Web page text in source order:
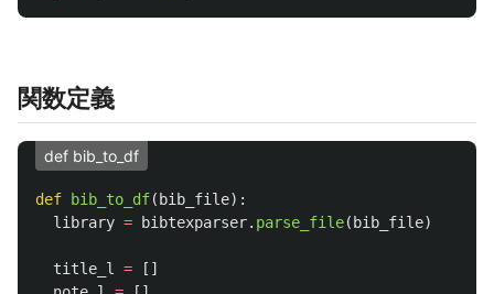
関数定義
def bib_to_df
def bib_to_df( bib_file):
library = bibtexparser. parse_file( bib_file)
title_l =
[]